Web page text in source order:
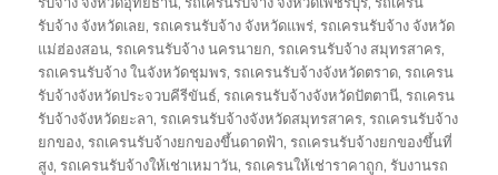
รับจ้าง จังหวัดเลย,รถเครนรับจ้าง จังหวัดแพร่,รถเครนรับจ้าง จังหวัด
แม่ฮ่องสอน,รถเครนรับจ้าง นครนายก,รถเครนรับจ้าง สมุทรสาคร,
รถเครนรับจ้าง ในจังหวัดชุมพร,รถเครนรับจ้างจังหวัดตราด,รถเครน
รับจ้างจังหวัดประจวบคีรีขันธ์,รถเครนรับจ้างจังหวัดปัตตานี,รถเครน
รับจ้างจังหวัดยะลา,รถเครนรับจ้างจังหวัดสมุทรสาคร,รถเครนรับจ้าง
ยกของ,รถเครนรับจ้างยกของขึ้นดาดฟ้า,รถเครนรับจ้างยกของขึ้นที่
สูง,รถเครนรับจ้างให้เช่าเหมาวัน,รถเครนให้เช่าราคาถูก,รับงานรถ